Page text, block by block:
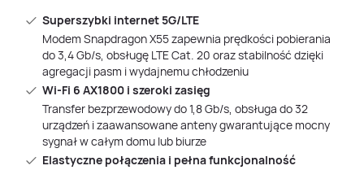
Superszybki internet 5G/LTE
Modem Snapdragon X55 zapewnia prędkości pobierania
do 3,4 Gb/s, obsługę LTE Cat. 20 oraz stabilność dzięki
agregacji pasm i wydajnemu chłodzeniu
Wi‑Fi 6 AX1800 i szeroki zasięg
Transfer bezprzewodowy do 1,8 Gb/s, obsługa do 32
urządzeń i zaawansowane anteny gwarantujące mocny
sygnał w całym domu lub biurze
Elastyczne połączenia i pełna funkcjonalność